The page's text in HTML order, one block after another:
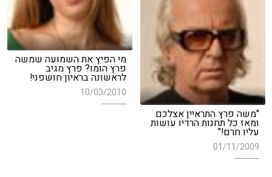
מי הפיץ את השמועה שמשה
פרץ הומו? פרץ מגיב
לראשונה בראיון חושפני!
10/03/2010
"משה פרץ התראיין אצלכם
ומאז כל תחנות הרדיו עושות
עליו חרם!"
01/11/2009